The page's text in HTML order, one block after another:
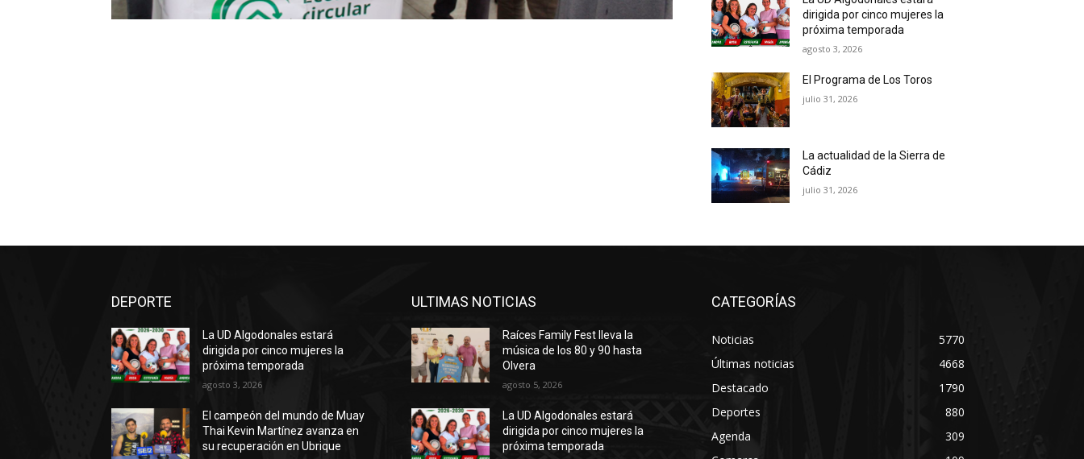
dirigida por cinco mujeres la
próxima temporada
agosto 3, 2026
El Programa de Los Toros
julio 31, 2026
La actualidad de la Sierra de
Cádiz
julio 31, 2026
DEPORTE
La UD Algodonales estará
dirigida por cinco mujeres la
próxima temporada
agosto 3, 2026
El campeón del mundo de Muay
Thai Kevin Martínez avanza en
su recuperación en Ubrique
ULTIMAS NOTICIAS
Raíces Family Fest lleva la
música de los 80 y 90 hasta
Olvera
agosto 5, 2026
La UD Algodonales estará
dirigida por cinco mujeres la
próxima temporada
CATEGORÍAS
Noticias
5770
Últimas noticias
4668
Destacado
1790
Deportes
880
Agenda
309